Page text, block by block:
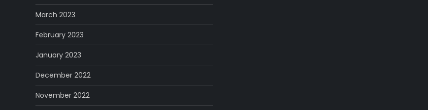
March 2023
February 2023
January 2023
December 2022
November 2022